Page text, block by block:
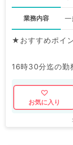
業務内容
★おすすめポイ
16時30分迄の勤
週5日1,000万
です。お気に入り